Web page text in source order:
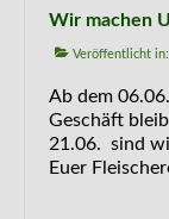
Wir machen
Veröffentlicht in:
Ab dem
Geschäft
21.06. sind
Euer